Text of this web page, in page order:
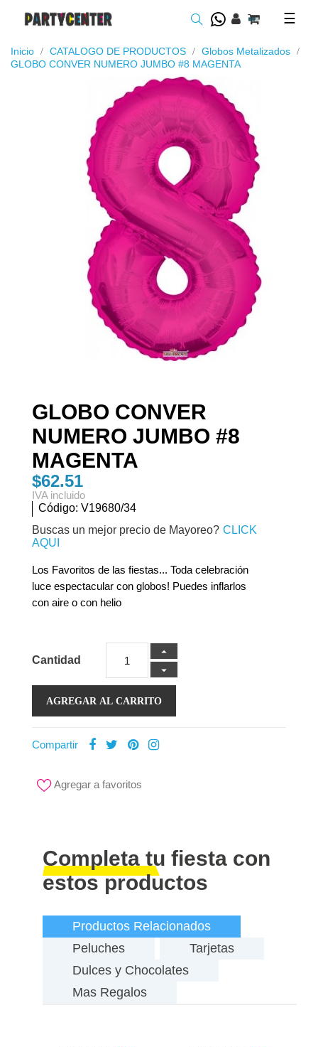
☰
Inicio CATALOGO DE PRODUCTOS
Globos Metalizados
GLOBO CONVER NUMERO JUMBO #8 MAGENTA
GLOBO CONVER
NUMERO JUMBO #8
MAGENTA
$62.51
IVA incluido
Código: V19680/34
Buscas un mejor precio de Mayoreo? CLICK
AQUI
Los Favoritos de las fiestas... Toda celebración
luce espectacular con globos! Puedes inflarlos
con aire o con helio
Cantidad
AGREGAR AL CARRITO
Compartir
Agregar a favoritos
Completa tu fiesta con
estos productos
Productos Relacionados
Peluches
Tarjetas
Dulces y Chocolates
Mas Regalos